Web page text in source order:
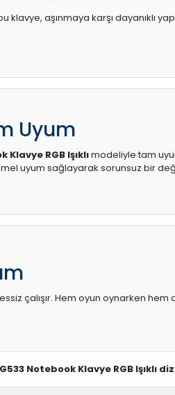
aşınmaya karşı dayanıklı
Uyum
Klavye RGB Işıklımodeliyle tam
uyum sağlayarak sorunsuz bir
çalışır. Hem oyun oynarken
Notebook Klavye RGB